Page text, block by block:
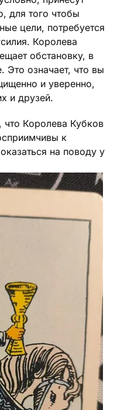
для того чтобы
цели, потребуется
Королева
обстановку, в
Это означает, что вы
и уверенно,
и друзей.
Королева Кубков
к
на поводу у